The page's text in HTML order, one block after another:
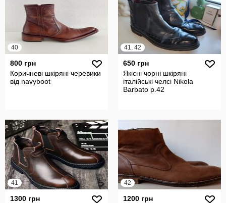
40
800 грн
Коричневі шкіряні черевики
від navyboot
41, 42
650 грн
Якісні чорні шкіряні
італійські челсі Nikola
Barbato р.42
41
1300 грн
42
1200 грн